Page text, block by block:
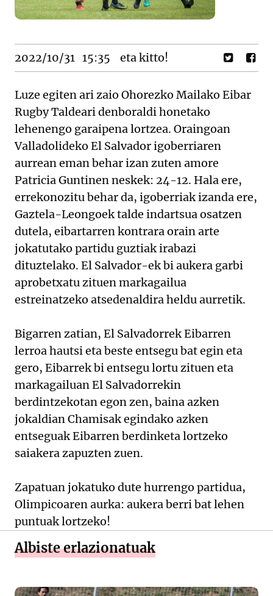
2022/10/31 15:35 eta kitto!
Luze egiten ari zaio Ohorezko Mailako Eibar
Rugby Taldeari denboraldi honetako
lehenengo garaipena lortzea. Oraingoan
Valladolideko El Salvador igoberriaren
aurrean eman behar izan zuten amore
Patricia Guntinen neskek: 24-12. Hala ere,
errekonozitu behar da, igoberriak izanda ere,
Gaztela-Leongoek talde indartsua osatzen
dutela, eibartarren kontrara orain arte
jokatutako partidu guztiak irabazi
dituztelako. El Salvador-ek bi aukera garbi
aprobetxatu zituen markagailua
estreinatzeko atsedenaldira heldu aurretik.
Bigarren zatian, El Salvadorrek Eibarren
lerroa hautsi eta beste entsegu bat egin eta
gero, Eibarrek bi entsegu lortu zituen eta
markagailuan El Salvadorrekin
berdintzekotan egon zen, baina azken
jokaldian Chamisak egindako azken
entseguak Eibarren berdinketa lortzeko
saiakera zapuzten zuen.
Zapatuan jokatuko dute hurrengo partidua,
Olimpicoaren aurka: aukera berri bat lehen
puntuak lortzeko!
Albiste erlazionatuak